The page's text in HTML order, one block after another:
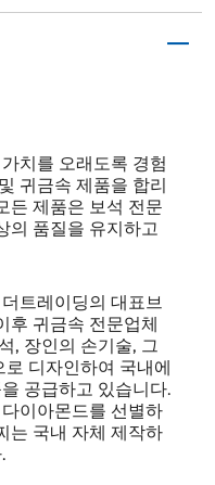
치를 오래도록 경험
귀금속 제품을 합리
든 제품은 보석 전문
의 품질을 유지하고
트레이딩의 대표브
후 귀금속 전문업체
, 장인의 손기술, 그
디자인하여 국내에
공급하고 있습니다.
이아몬드를 선별하
는 국내 자체 제작하